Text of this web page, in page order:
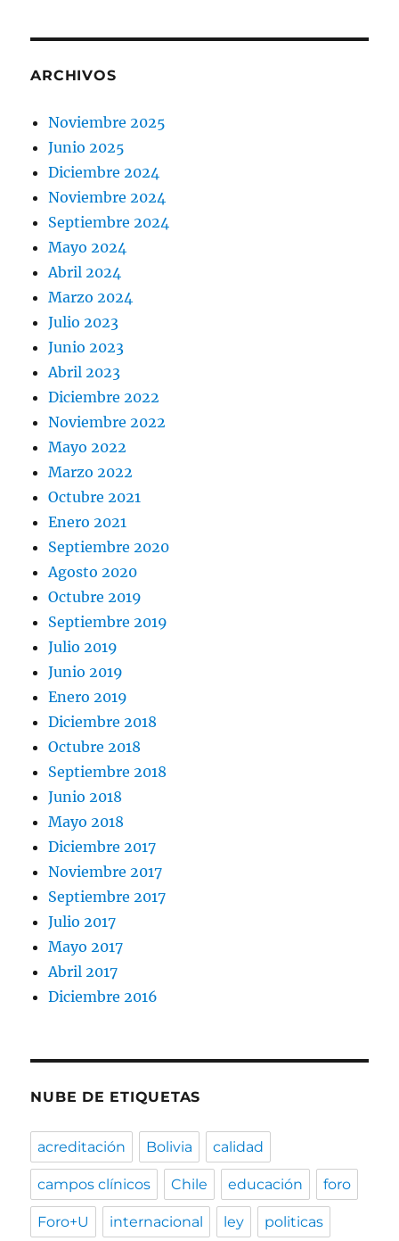
ARCHIVOS
Noviembre 2025
Junio 2025
Diciembre 2024
Noviembre 2024
Septiembre 2024
Mayo 2024
Abril 2024
Marzo 2024
Julio 2023
Junio 2023
Abril 2023
Diciembre 2022
Noviembre 2022
Mayo 2022
Marzo 2022
Octubre 2021
Enero 2021
Septiembre 2020
Agosto 2020
Octubre 2019
Septiembre 2019
Julio 2019
Junio 2019
Enero 2019
Diciembre 2018
Octubre 2018
Septiembre 2018
Junio 2018
Mayo 2018
Diciembre 2017
Noviembre 2017
Septiembre 2017
Julio 2017
Mayo 2017
Abril 2017
Diciembre 2016
NUBE DE ETIQUETAS
acreditación Bolivia calidad
campos clínicos Chile educación foro
Foro+U internacional ley politicas